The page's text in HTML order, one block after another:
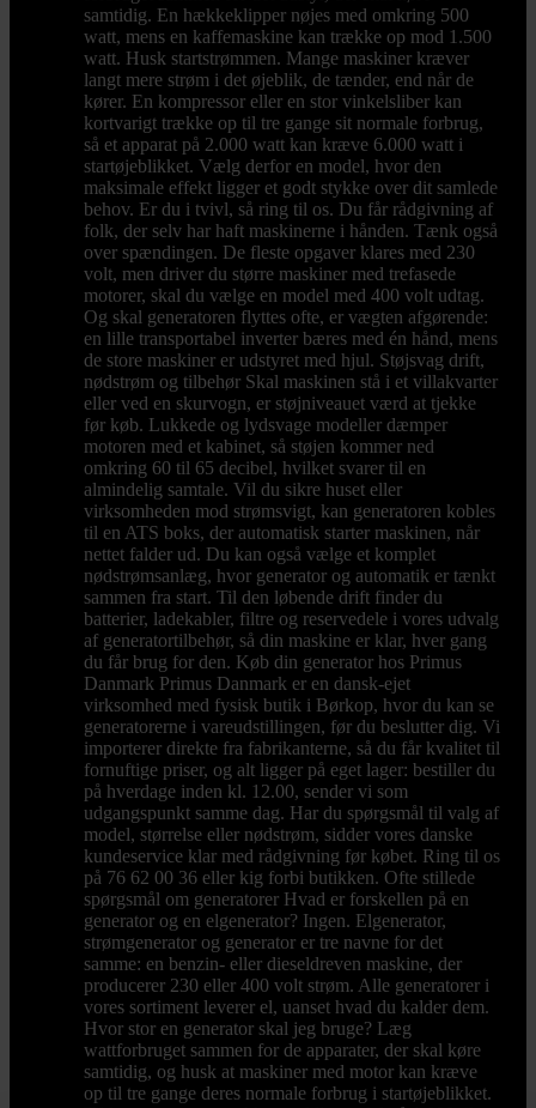
samtidig. En hækkeklipper nøjes med omkring 500
watt, mens en kaffemaskine kan trække op mod 1.500
watt. Husk startstrømmen. Mange maskiner kræver
langt mere strøm i det øjeblik, de tænder, end når de
kører. En kompressor eller en stor vinkelsliber kan
kortvarigt trække op til tre gange sit normale forbrug,
så et apparat på 2.000 watt kan kræve 6.000 watt i
startøjeblikket. Vælg derfor en model, hvor den
maksimale effekt ligger et godt stykke over dit samlede
behov. Er du i tvivl, så ring til os. Du får rådgivning af
folk, der selv har haft maskinerne i hånden. Tænk også
over spændingen. De fleste opgaver klares med 230
volt, men driver du større maskiner med trefasede
motorer, skal du vælge en model med 400 volt udtag.
Og skal generatoren flyttes ofte, er vægten afgørende:
en lille transportabel inverter bæres med én hånd, mens
de store maskiner er udstyret med hjul. Støjsvag drift,
nødstrøm og tilbehør Skal maskinen stå i et villakvarter
eller ved en skurvogn, er støjniveauet værd at tjekke
før køb. Lukkede og lydsvage modeller dæmper
motoren med et kabinet, så støjen kommer ned
omkring 60 til 65 decibel, hvilket svarer til en
almindelig samtale. Vil du sikre huset eller
virksomheden mod strømsvigt, kan generatoren kobles
til en ATS boks, der automatisk starter maskinen, når
nettet falder ud. Du kan også vælge et komplet
nødstrømsanlæg, hvor generator og automatik er tænkt
sammen fra start. Til den løbende drift finder du
batterier, ladekabler, filtre og reservedele i vores udvalg
af generatortilbehør, så din maskine er klar, hver gang
du får brug for den. Køb din generator hos Primus
Danmark Primus Danmark er en dansk-ejet
virksomhed med fysisk butik i Børkop, hvor du kan se
generatorerne i vareudstillingen, før du beslutter dig. Vi
importerer direkte fra fabrikanterne, så du får kvalitet til
fornuftige priser, og alt ligger på eget lager: bestiller du
på hverdage inden kl. 12.00, sender vi som
udgangspunkt samme dag. Har du spørgsmål til valg af
model, størrelse eller nødstrøm, sidder vores danske
kundeservice klar med rådgivning før købet. Ring til os
på 76 62 00 36 eller kig forbi butikken. Ofte stillede
spørgsmål om generatorer Hvad er forskellen på en
generator og en elgenerator? Ingen. Elgenerator,
strømgenerator og generator er tre navne for det
samme: en benzin- eller dieseldreven maskine, der
producerer 230 eller 400 volt strøm. Alle generatorer i
vores sortiment leverer el, uanset hvad du kalder dem.
Hvor stor en generator skal jeg bruge? Læg
wattforbruget sammen for de apparater, der skal køre
samtidig, og husk at maskiner med motor kan kræve
op til tre gange deres normale forbrug i startøjeblikket.